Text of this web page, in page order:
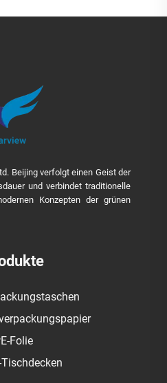
Beijing verfolgt einen Geist der
und verbindet traditionelle
Konzepten der grünen
Folie